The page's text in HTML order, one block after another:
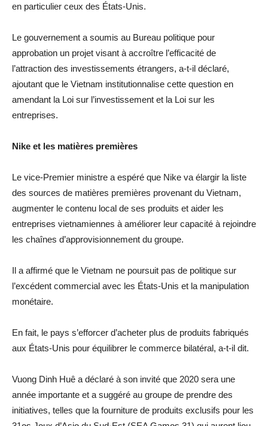
en particulier ceux des États-Unis.
Le gouvernement a soumis au Bureau politique pour
approbation un projet visant à accroître l’efficacité de
l’attraction des investissements étrangers, a-t-il déclaré,
ajoutant que le Vietnam institutionnalise cette question en
amendant la Loi sur l’investissement et la Loi sur les
entreprises.
Nike et les matières premières
Le vice-Premier ministre a espéré que Nike va élargir la liste
des sources de matières premières provenant du Vietnam,
augmenter le contenu local de ses produits et aider les
entreprises vietnamiennes à améliorer leur capacité à rejoindre
les chaînes d’approvisionnement du groupe.
Il a affirmé que le Vietnam ne poursuit pas de politique sur
l’excédent commercial avec les États-Unis et la manipulation
monétaire.
En fait, le pays s’efforcer d’acheter plus de produits fabriqués
aux États-Unis pour équilibrer le commerce bilatéral, a-t-il dit.
Vuong Dinh Huê a déclaré à son invité que 2020 sera une
année importante et a suggéré au groupe de prendre des
initiatives, telles que la fourniture de produits exclusifs pour les